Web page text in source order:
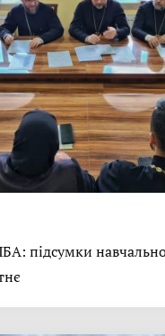
підсумки